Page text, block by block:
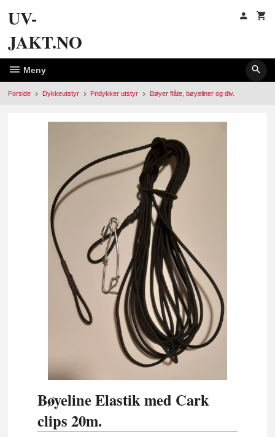
UV-
JAKT.NO
Meny
Forside Dykkeutstyr Fridykker utstyr Bøyer flåte, bøyeliner og div.
Bøyeline Elastik med Cark
clips 20m.